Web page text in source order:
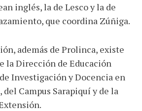
inglés, la de Lesco y la de
que coordina Zúñiga.
además de Prolinca, existe
la Dirección de Educación
Investigación y Docencia en
Campus Sarapiquí y de la